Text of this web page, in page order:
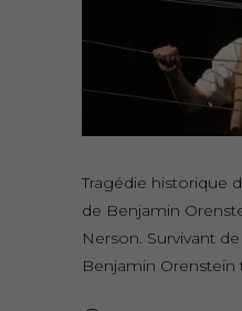
Tragédie historique
de Benjamin
Nerson. Survivant
Benjamin